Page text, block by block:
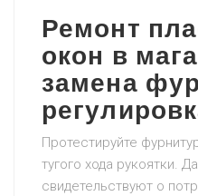
Ремонт
окон в
замена
Протестируйте
тугого хода рукоятки.
свидетельствуют о